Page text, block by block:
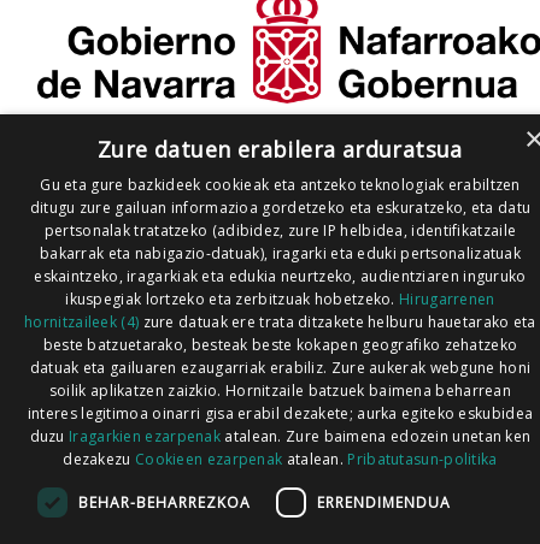
Zure datuen erabilera arduratsua
Gu eta gure bazkideek cookieak eta antzeko teknologiak erabiltzen
ditugu zure gailuan informazioa gordetzeko eta eskuratzeko, eta datu
pertsonalak tratatzeko (adibidez, zure IP helbidea, identifikatzaile
bakarrak eta nabigazio-datuak), iragarki eta eduki pertsonalizatuak
eskaintzeko, iragarkiak eta edukia neurtzeko, audientziaren inguruko
ikuspegiak lortzeko eta zerbitzuak hobetzeko. Hirugarrenen
hornitzaileek (4) zure datuak ere trata ditzakete helburu hauetarako eta
beste batzuetarako, besteak beste kokapen geografiko zehatzeko
datuak eta gailuaren ezaugarriak erabiliz. Zure aukerak webgune honi
soilik aplikatzen zaizkio. Hornitzaile batzuek baimena beharrean
interes legitimoa oinarri gisa erabil dezakete; aurka egiteko eskubidea
duzu Iragarkien ezarpenak atalean. Zure baimena edozein unetan ken
dezakezu Cookieen ezarpenak atalean. Pribatutasun-politika
BEHAR-BEHARREZKOA ERRENDIMENDUA